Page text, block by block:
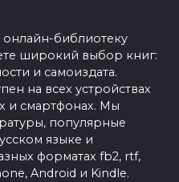
библиотеку
широкий выбор книг:
и самоиздата.
на всех устройствах
и смартфонах. Мы
популярные
языке и
форматах fb2, rtf,
Android и Kindle.